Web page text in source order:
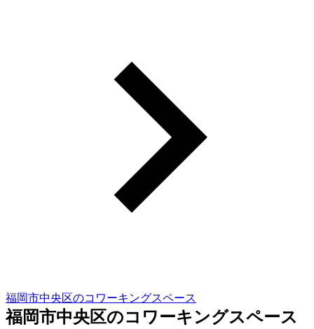
福岡市中央区のコワーキングスペース
福岡市中央区のコワーキングスペース